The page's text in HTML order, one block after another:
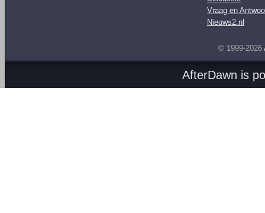
Vraag en
Nieuws2.nl
© 1999-2026
AfterDawn is